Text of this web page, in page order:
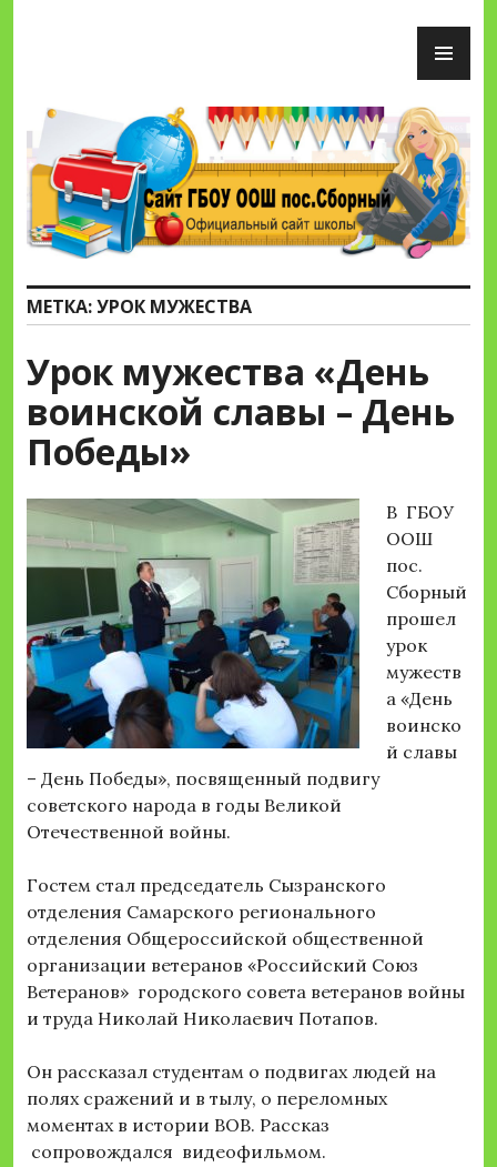
Сайт ГБОУ ООШ пос.Сборный
МЕТКА:УРОК МУЖЕСТВА
Урок мужества «День
воинской славы – День
Победы»
В ГБОУ
ООШ
пос.
Сборный
прошел
урок
мужеств
а «День
воинско
й славы
– День Победы», посвященный подвигу
советского народа в годы Великой
Отечественной войны.
Гостем стал председатель Сызранского
отделения Самарского регионального
отделения Общероссийской общественной
организации ветеранов «Российский Союз
Ветеранов» городского совета ветеранов войны
и труда Николай Николаевич Потапов.
Он рассказал студентам о подвигах людей на
полях сражений и в тылу, о переломных
моментах в истории ВОВ. Рассказ
сопровождался видеофильмом.